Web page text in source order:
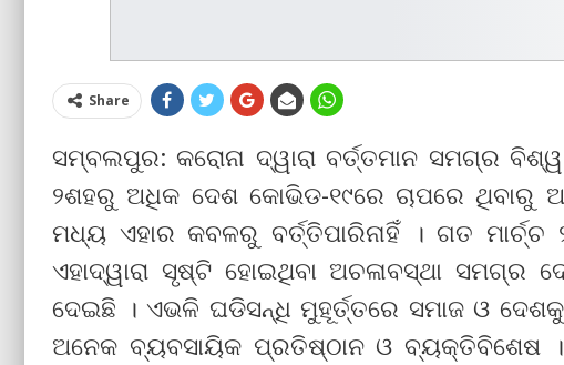
Share
ସମ୍ବଲପୁର: କରୋନା ଦ୍ୱାରା ବର୍ତ୍ତମାନ ସମଗ୍ର
୨ଶହରୁ ଅଧିକ ଦେଶ କୋଭିଡ-୧୯ରେ ଚାପରେ ଥିବାରୁ
ମଧ୍ୟ ଏହାର କବଳରୁ ବର୍ତ୍ତିପାରିନାହିଁ । ଗତ
ଏହାଦ୍ୱାରା ସୃଷ୍ଟି ହୋଇଥିବା ଅଚଳାବସ୍ଥା ସମଗ୍ର
ଦେଇଛି । ଏଭଳି ଘଡିସନ୍ଧି ମୁହୂର୍ତ୍ତରେ ସମାଜ ଓ
ଅନେକ ବ୍ୟବସାୟିକ ପ୍ରତିଷ୍ଠାନ ଓ